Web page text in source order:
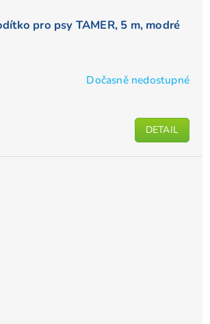
pro psy TAMER, 5 m, modré
Dočasně nedostupné
DETAIL